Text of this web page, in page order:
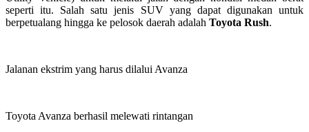
seperti itu. Salah satu jenis SUV yang dapat digunakan untuk
berpetualang hingga ke pelosok daerah adalah Toyota Rush.
Jalanan ekstrim yang harus dilalui Avanza
Toyota Avanza berhasil melewati rintangan